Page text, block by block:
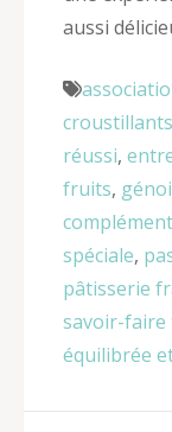
aussi
croustillants
réussi,
fruits,
spéciale,
pâtisserie
savoir-faire
équilibrée